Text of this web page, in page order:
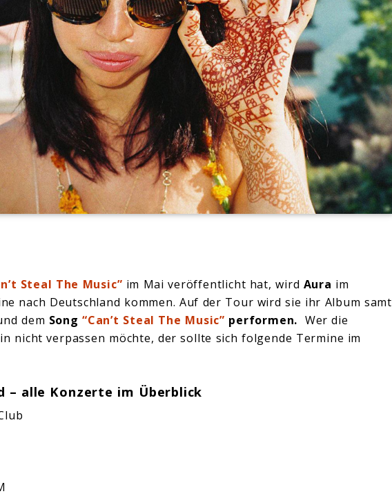
Steal The Music” im Mai veröffentlicht hat, wird Aura im
nach Deutschland kommen. Auf der Tour wird sie ihr Album samt
dem Song“Can’t Steal The Music” performen. Wer die
nicht verpassen möchte, der sollte sich folgende Termine im
– alle Konzerte im Überblick